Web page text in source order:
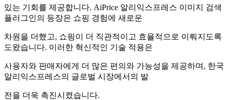
있는 기회를 제공합니다. AiPrice 알리익스프레스 이미지 검색
플러그인의 등장은 쇼핑 경험에 새로운
차원을 더했고, 쇼핑이 더 직관적이고 효율적으로 이뤄지도록
도왔습니다. 이러한 혁신적인 기술 적용은
사용자와 판매자에게 더 많은 편의와 가능성을 제공하며, 한국
알리익스프레스의 글로벌 시장에서의 발
전을 더욱 촉진시켰습니다.